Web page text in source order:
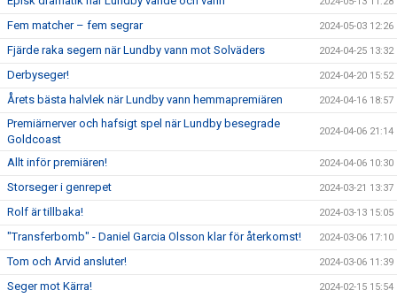
Fem matcher – fem segrar 2024-05-03 12:26
Fjärde raka segern när Lundby vann mot Solväders 2024-04-25 13:32
Derbyseger! 2024-04-20 15:52
Årets bästa halvlek när Lundby vann hemmapremiären 2024-04-16 18:57
Premiärnerver och hafsigt spel när Lundby besegrade
Goldcoast
2024-04-06 21:14
Allt inför premiären! 2024-04-06 10:30
Storseger i genrepet 2024-03-21 13:37
Rolf är tillbaka! 2024-03-13 15:05
"Transferbomb" - Daniel Garcia Olsson klar för återkomst! 2024-03-06 17:10
Tom och Arvid ansluter! 2024-03-06 11:39
Seger mot Kärra! 2024-02-15 15:54